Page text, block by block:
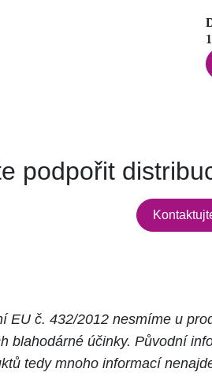
podpořit
EU č. 432/2012 nesmíme u
blahodárné účinky. Původní
tedy mnoho informací